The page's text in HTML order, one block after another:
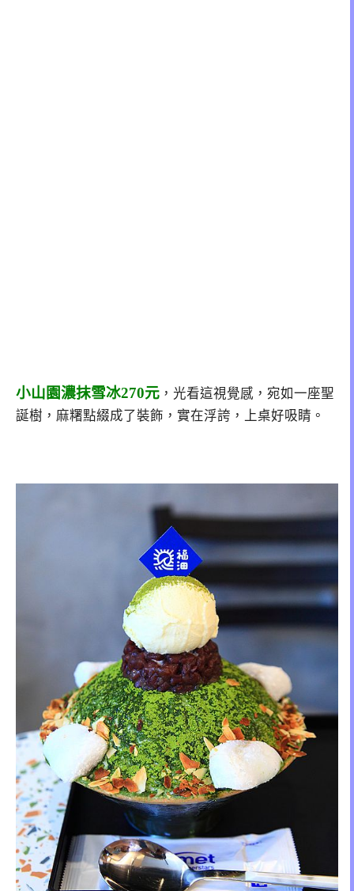
小山園濃抹雪冰270元 ，光看這視覺感，宛如一座聖
誕樹，麻糬點綴成了裝飾，實在浮誇，上桌好吸睛。